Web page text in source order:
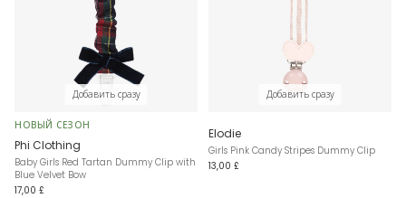
Добавить сразу
НОВЫЙ СЕЗОН
Phi Clothing
Baby Girls Red Tartan Dummy Clip with
Blue Velvet Bow
17,00 £
Добавить сразу
Elodie
Girls Pink Candy Stripes Dummy Clip
13,00 £